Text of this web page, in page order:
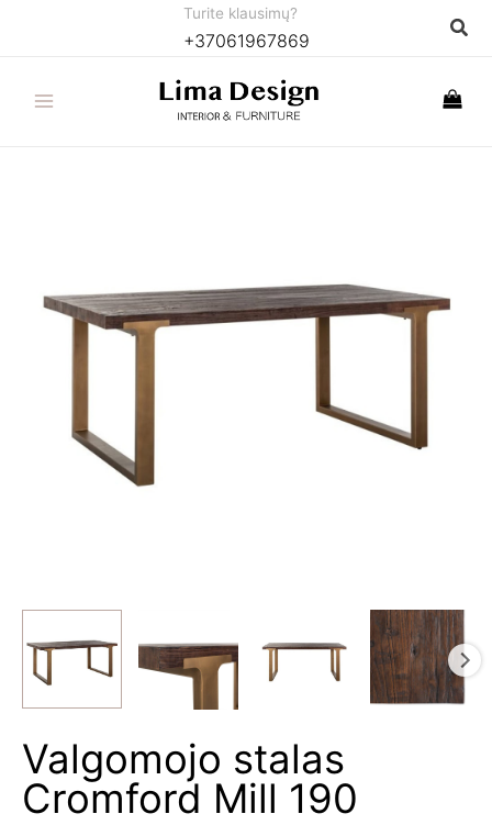
Turite klausimų?
+37061967869
Valgomojo stalas
Cromford Mill 190